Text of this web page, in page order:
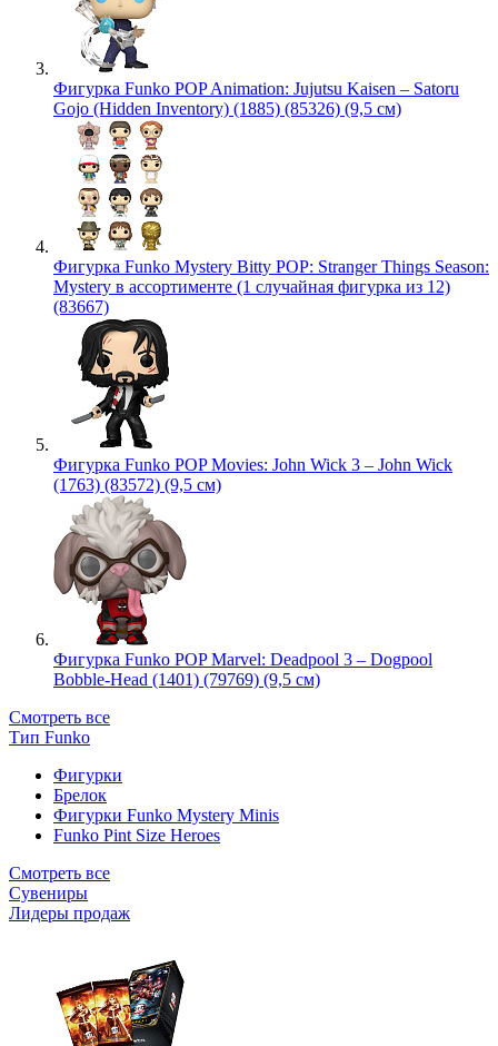
Фигурка Funko POP Animation: Jujutsu Kaisen – Satoru
Gojo (Hidden Inventory) (1885) (85326) (9,5 см)
Фигурка Funko Mystery Bitty POP: Stranger Things Season:
Mystery в ассортименте (1 случайная фигурка из 12)
(83667)
Фигурка Funko POP Movies: John Wick 3 – John Wick
(1763) (83572) (9,5 см)
Фигурка Funko POP Marvel: Deadpool 3 – Dogpool
Bobble-Head (1401) (79769) (9,5 см)
Смотреть все
Тип Funko
Фигурки
Брелок
Фигурки Funko Mystery Minis
Funko Pint Size Heroes
Смотреть все
Сувениры
Лидеры продаж